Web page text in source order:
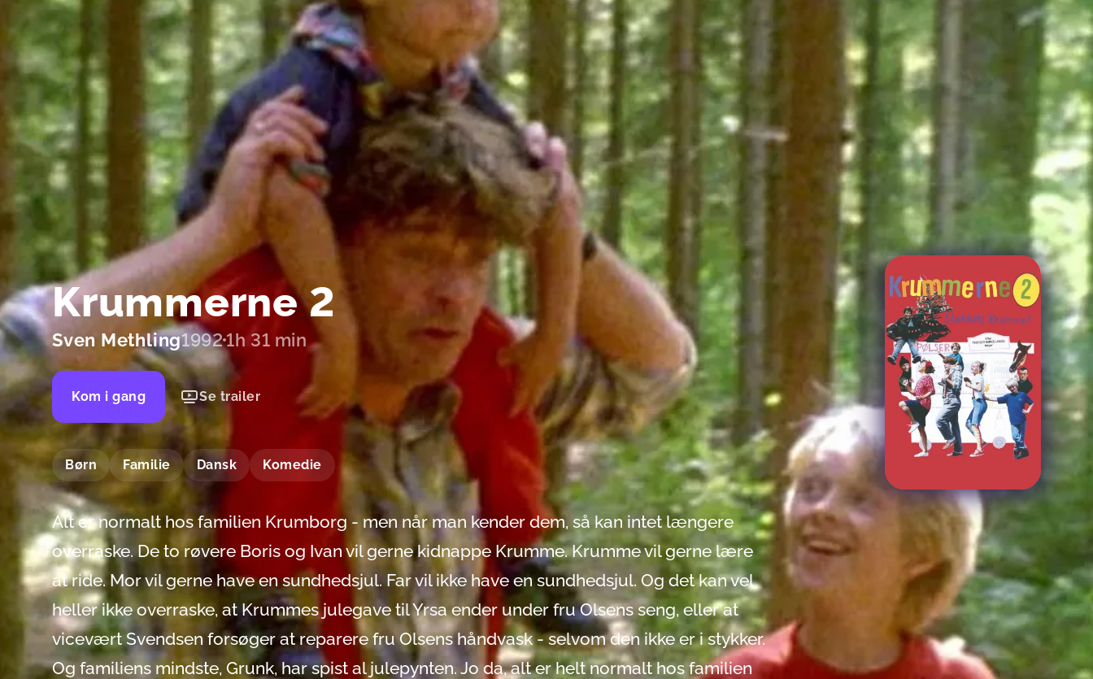
Krummerne 2
Sven Methling19921h 31 min
Kom i gang Se trailer
Børn Familie Dansk Komedie
Alt er normalt hos familien Krumborg - men når man kender dem, så kan intet længere
overraske. De to røvere Boris og Ivan vil gerne kidnappe Krumme. Krumme vil gerne lære
at ride. Mor vil gerne have en sundhedsjul. Far vil ikke have en sundhedsjul. Og det kan vel
heller ikke overraske, at Krummes julegave til Yrsa ender under fru Olsens seng, eller at
vicevært Svendsen forsøger at reparere fru Olsens håndvask - selvom den ikke er i stykker.
Og familiens mindste, Grunk, har spist al julepynten. Jo da, alt er helt normalt hos familien